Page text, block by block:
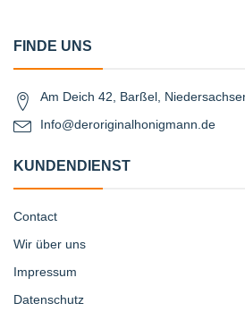
FINDE UNS
Am Deich 42, Barßel,
Info@deroriginalhonigmann.de
KUNDENDIENST
Contact
Wir über uns
Impressum
Datenschutz